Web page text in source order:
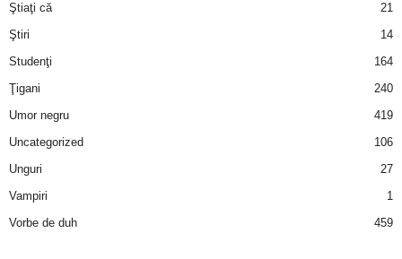
Ştiaţi că
21
Ştiri
14
Studenţi
164
Ţigani
240
Umor negru
419
Uncategorized
106
Unguri
27
Vampiri
1
Vorbe de duh
459